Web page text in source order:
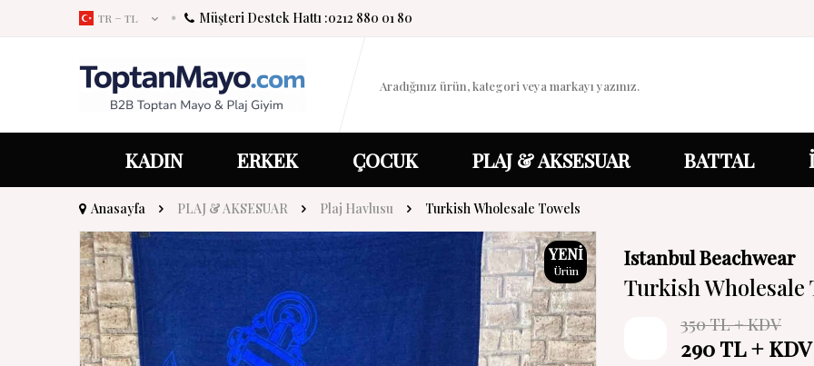
TR − TL Müşteri Destek Hattı :0212 880 01 80
KADIN ERKEK ÇOCUK PLAJ & AKSESUAR BATTAL
Anasayfa PLAJ & AKSESUAR Plaj Havlusu Turkish Wholesale Towels
YENI
Ürün
Istanbul Beachwear
Turkish Wholesale
350TL + KDV
290TL + KDV